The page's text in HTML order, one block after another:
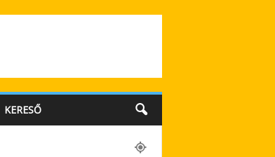
KERESŐ